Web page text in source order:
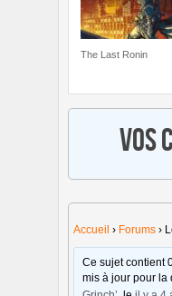
The Last Ronin
Vos
Accueil › Forums ›
Ce sujet contient
mis à jour pour la